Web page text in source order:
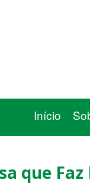
Início
que